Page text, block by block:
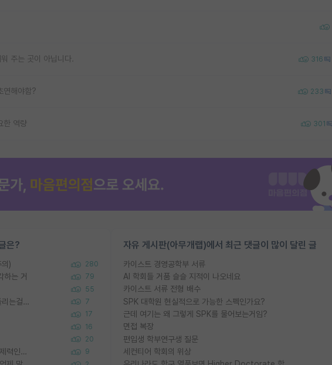
주는 곳이 아닙니다. 316
연해야함? 233
한 역량 301
은?
) 280
하는 거 79
55
왜 후배가 못하는걸 교수님은 내 책임으로 돌리는걸까요? 7
17
16
20
박사진학하기에 2억은 괜찮은 (?) 정도의 경제력인가요 9
자유 게시판(아무개랩)에서 최근 댓글이 많이 달린 글
카이스트 경영공학부 서류
AI 학회들 거품 슬슬 지적이 나오네요
카이스트 서류 전형 배수
SPK 대학원 현실적으로 가능한 스펙인가요?
근데 여기는 왜 그렇게 SPK를 물어보는거임?
면접 복장
편입생 학부연구생 질문
세컨티어 학회의 위상